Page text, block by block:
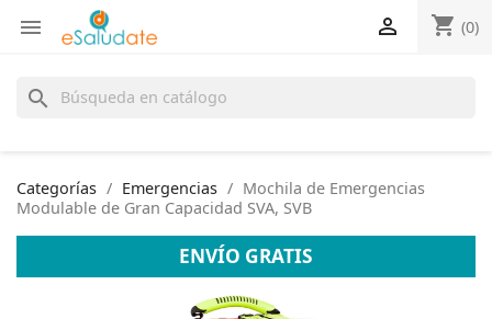
 shopping_cart (0)

search
Categorías Emergencias
Mochila de Emergencias
Modulable de Gran Capacidad SVA, SVB
ENVÍO GRATIS